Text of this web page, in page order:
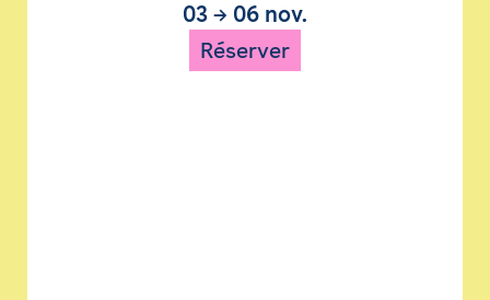
03 → 06 nov.
Réserver